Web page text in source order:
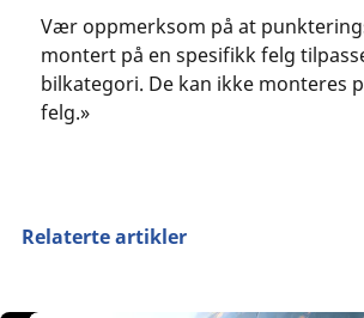
Vær oppmerksom på at
montert på en spesifikk felg
bilkategori. De kan ikke monteres
felg.»
Relaterte artikler